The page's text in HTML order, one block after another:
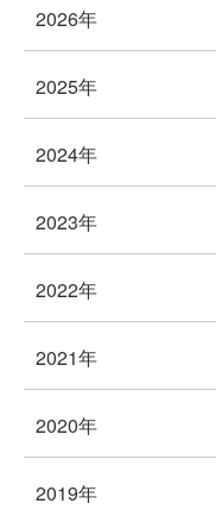
2026年
2025年
2024年
2023年
2022年
2021年
2020年
2019年